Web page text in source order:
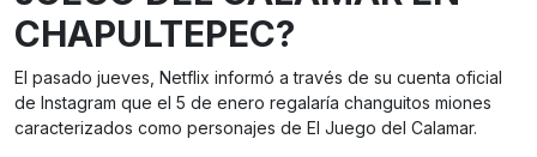
CHAPULTEPEC?
El pasado jueves, Netflix informó a través de su cuenta oficial
de Instagram que el 5 de enero regalaría changuitos miones
caracterizados como personajes de El Juego del Calamar.